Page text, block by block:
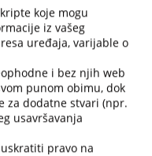
koje mogu
iz vašeg
uređaja, varijable o
i bez njih web
punom obimu, dok
za dodatne stvari (npr.
usavršavanja
pravo na